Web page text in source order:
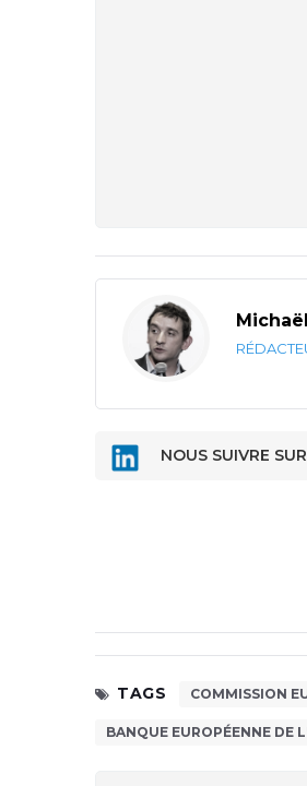
NOUS SUIVRE
TAGS
COMMISSION
BANQUE EUROPÉENNE DE